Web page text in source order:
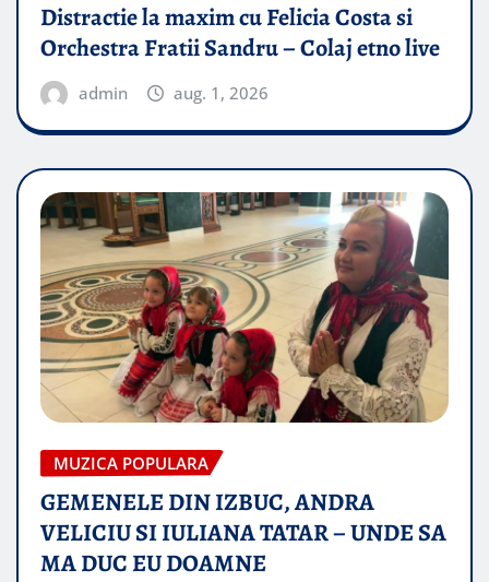
Distractie la maxim cu Felicia Costa si
Orchestra Fratii Sandru – Colaj etno live
admin aug. 1, 2026
MUZICA POPULARA
GEMENELE DIN IZBUC, ANDRA
VELICIU SI IULIANA TATAR – UNDE SA
MA DUC EU DOAMNE